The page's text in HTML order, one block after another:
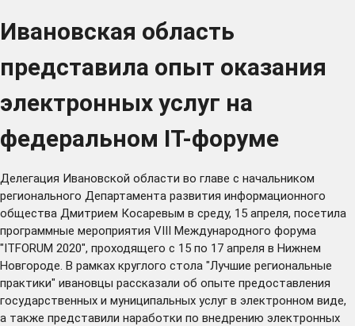
Ивановская область
представила опыт оказания
электронных услуг на
федеральном IT-форуме
Делегация Ивановской области во главе с начальником
регионального Департамента развития информационного
общества Дмитрием Косаревым в среду, 15 апреля, посетила
программные мероприятия VIII Международного форума
"ITFORUM 2020", проходящего с 15 по 17 апреля в Нижнем
Новгороде. В рамках круглого стола "Лучшие региональные
практики" ивановцы рассказали об опыте предоставления
государственных и муниципальных услуг в электронном виде,
а также представили наработки по внедрению электронных